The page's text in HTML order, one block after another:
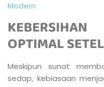
Modern
OPTIMAL
Meskipun sunat
sedap, kebiasaan